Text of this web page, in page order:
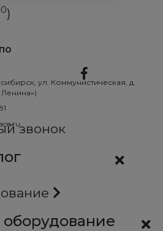
)
ул. Коммунистическая, д.
Ленина»)
звонок